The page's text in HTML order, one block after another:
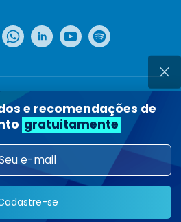
para o topo
2026. Todos os direitos
reservados.
100 - Itaim Bibi, São Paulo - SP
04534-000
e recomendações de
gratuitamente
se